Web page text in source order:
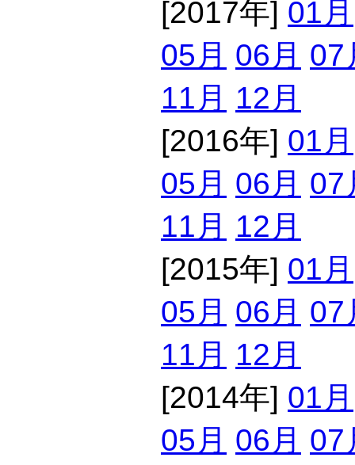
[2017年] 01月
05月 06月 07
11月 12月
[2016年] 01月
05月 06月 07
11月 12月
[2015年] 01月
05月 06月 07
11月 12月
[2014年] 01月
05月 06月 07